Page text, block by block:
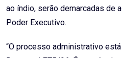
ao índio, serão demarcadas de
Poder Executivo.
“O processo administrativo